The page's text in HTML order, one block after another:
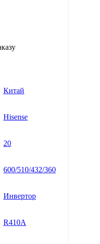
Китай
Hisense
20
600/510/432/360
Инвертор
R410A